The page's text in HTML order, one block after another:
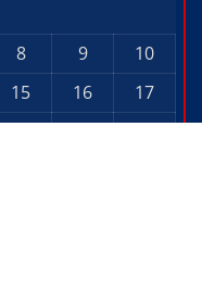
8 9
10
15 16
17